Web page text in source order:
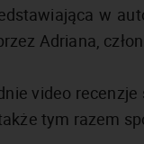
w
Adriana,
video
tym razem